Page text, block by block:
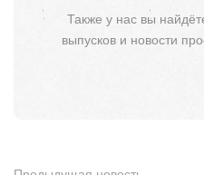
Также у нас вы
выпусков и новости